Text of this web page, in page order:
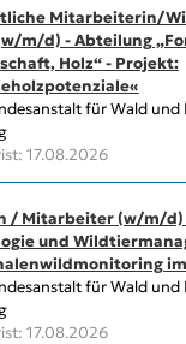
Mitarbeiterin/
m/d) - Abteilung
Holz“ - Projekt:
für Wald
17.08.2026
/ Mitarbeiter (w/m/d)
und
für Wald
17.08.2026